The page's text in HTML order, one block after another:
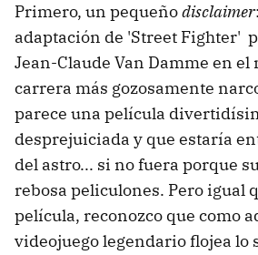
Primero, un pequeñodisclaimer
adaptación de 'Street Fighter'
Jean-Claude Van Damme en el
carrera más gozosamente
parece una película
desprejuiciada y que estaría
del astro... si no fuera porque
rebosa peliculones. Pero igual
película, reconozco que como
videojuego legendario flojea lo